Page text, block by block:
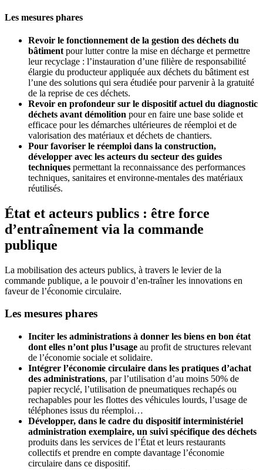
Les mesures phares
Revoir le fonctionnement de la gestion des déchets du
bâtiment pour lutter contre la mise en décharge et permettre
leur recyclage : l’instauration d’une filière de responsabilité
élargie du producteur appliquée aux déchets du bâtiment est
l’une des solutions qui sera étudiée pour parvenir à la gratuité
de la reprise de ces déchets.
Revoir en profondeur sur le dispositif actuel du diagnostic
déchets avant démolition pour en faire une base solide et
efficace pour les démarches ultérieures de réemploi et de
valorisation des matériaux et déchets de chantiers.
Pour favoriser le réemploi dans la construction,
développer avec les acteurs du secteur des guides
techniques permettant la reconnaissance des performances
techniques, sanitaires et environne-mentales des matériaux
réutilisés.
État et acteurs publics : être force
d’entraînement via la commande
publique
La mobilisation des acteurs publics, à travers le levier de la
commande publique, a le pouvoir d’en-traîner les innovations en
faveur de l’économie circulaire.
Les mesures phares
Inciter les administrations à donner les biens en bon état
dont elles n’ont plus l’usage au profit de structures relevant
de l’économie sociale et solidaire.
Intégrer l’économie circulaire dans les pratiques d’achat
des administrations, par l’utilisation d’au moins 50% de
papier recyclé, l’utilisation de pneumatiques rechapés ou
rechapables pour les flottes des véhicules lourds, l’usage de
téléphones issus du réemploi…
Développer, dans le cadre du dispositif interministériel
administration exemplaire, un suivi spécifique des déchets
produits dans les services de l’État et leurs restaurants
collectifs et prendre en compte davantage l’économie
circulaire dans ce dispositif.